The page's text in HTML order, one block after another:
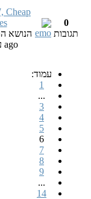
0
תגובות
Cheap
ago
עמוד:
1
...
3
4
5
6
7
8
9
...
14